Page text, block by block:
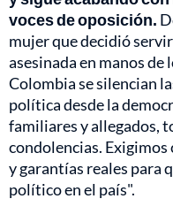
voces de oposición.
mujer que decidió
asesinada en manos
Colombia se silencian
política desde la
familiares y allegados,
condolencias.
y garantías reales para
político en el país".